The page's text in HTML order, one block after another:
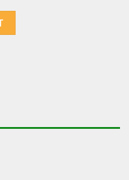
sa dodatkom aloja vere i